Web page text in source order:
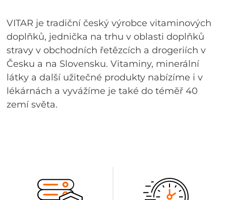
VITAR je tradiční český výrobce vitaminových
doplňků, jednička na trhu v oblasti doplňků
stravy v obchodních řetězcích a drogeriích v
Česku a na Slovensku. Vitaminy, minerální
látky a další užitečné produkty nabízíme i v
lékárnách a vyvážíme je také do téměř 40
zemí světa.